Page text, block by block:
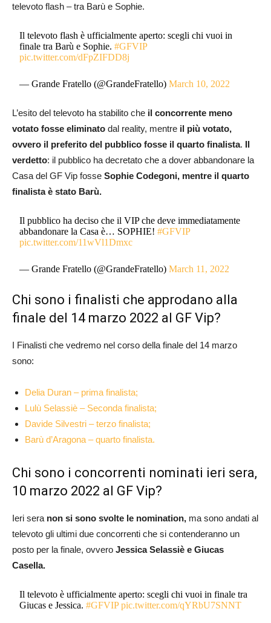
televoto flash – tra Barù e Sophie.
Il televoto flash è ufficialmente aperto: scegli chi vuoi in
finale tra Barù e Sophie.#GFVIP
pic.twitter.com/dFpZIFDD8j
— Grande Fratello (@GrandeFratello)March 10, 2022
L’esito del televoto ha stabilito che il concorrente meno
votato fosse eliminato dal reality, mentre il più votato,
ovvero il preferito del pubblico fosse il quarto finalista. Il
verdetto: il pubblico ha decretato che a dover abbandonare la
Casa del GF Vip fosse Sophie Codegoni, mentre il quarto
finalista è stato Barù.
Il pubblico ha deciso che il VIP che deve immediatamente
abbandonare la Casa è… SOPHIE!#GFVIP
pic.twitter.com/11wVl1Dmxc
— Grande Fratello (@GrandeFratello)March 11, 2022
Chi sono i finalisti che approdano alla
finale del 14 marzo 2022 al GF Vip?
I Finalisti che vedremo nel corso della finale del 14 marzo
sono:
Delia Duran – prima finalista;
Lulù Selassiè – Seconda finalista;
Davide Silvestri – terzo finalista;
Barù d’Aragona – quarto finalista.
Chi sono i concorrenti nominati ieri sera,
10 marzo 2022 al GF Vip?
Ieri sera non si sono svolte le nomination, ma sono andati al
televoto gli ultimi due concorrenti che si contenderanno un
posto per la finale, ovvero Jessica Selassiè e Giucas
Casella.
Il televoto è ufficialmente aperto: scegli chi vuoi in finale tra
Giucas e Jessica.#GFVIP pic.twitter.com/qYRbU7SNNT